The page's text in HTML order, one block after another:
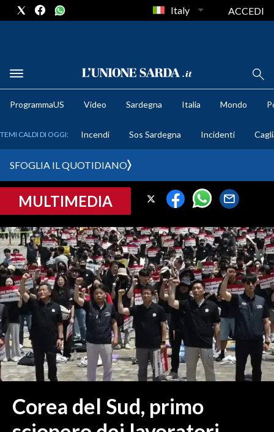
METEO
CRONACA SARDEGNA
PROVINCIA DI CAGLIARI
SULCIS IGLESIENTE
MEDIO CAMPIDANO
ORISTANO E PROVINCIA
SASSARI E PROVINCIA
GALLURA
NUORO E PROVINCIA
OGLIASTRA
Italy ACCEDI
ProgrammaUS Video Sardegna Italia Mondo
TEMI CALDI DI OGGI: Incendi Sos Sardegna Incidenti
SFOGLIA IL QUOTIDIANO
MULTIMEDIA
Corea del Sud, primo